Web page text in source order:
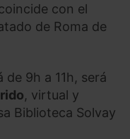
con el
de Roma de
de 9h a 11h, será
, virtual y
Biblioteca Solvay